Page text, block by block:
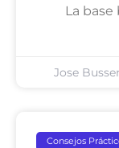
La
Jose
Consejos